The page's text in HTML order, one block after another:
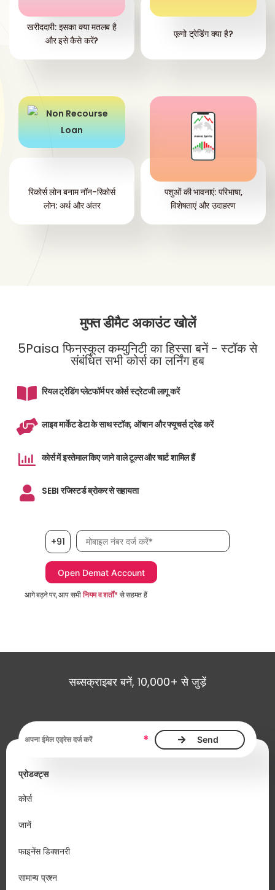
खरीददारी: इसका क्या मतलब है
और इसे कैसे करें?
एल्गो ट्रेडिंग क्या है?
रिकोर्स लोन बनाम नॉन-रिकोर्स
लोन: अर्थ और अंतर
पशुओं की भावनाएं: परिभाषा,
विशेषताएं और उदाहरण
मुफ्त डीमैट अकाउंट खोलें
5Paisa फिनस्कूल कम्युनिटी का हिस्सा बनें - स्टॉक से
संबंधित सभी कोर्स का लर्निंग हब
रियल ट्रेडिंग प्लेटफॉर्म पर कोर्स स्ट्रेटजी लागू करें
लाइव मार्केट डेटा के साथ स्टॉक, ऑप्शन और फ्यूचर्स ट्रेड करें
कोर्स में इस्तेमाल किए जाने वाले टूल्स और चार्ट शामिल हैं
SEBI रजिस्टर्ड ब्रोकर से सहायता
+91 मोबाइल नंबर आवश्यक है
आगे बढ़ने पर, आप सभीनियम व शर्तों*से सहमत हैं
सब्सक्राइबर बनें, 10,000+ से जुड़ें
ईमेल एड्रेस आवश्यक है *
प्रोडक्ट्स
कोर्स
जानें
फाइनेंस डिक्शनरी
सामान्य प्रश्न